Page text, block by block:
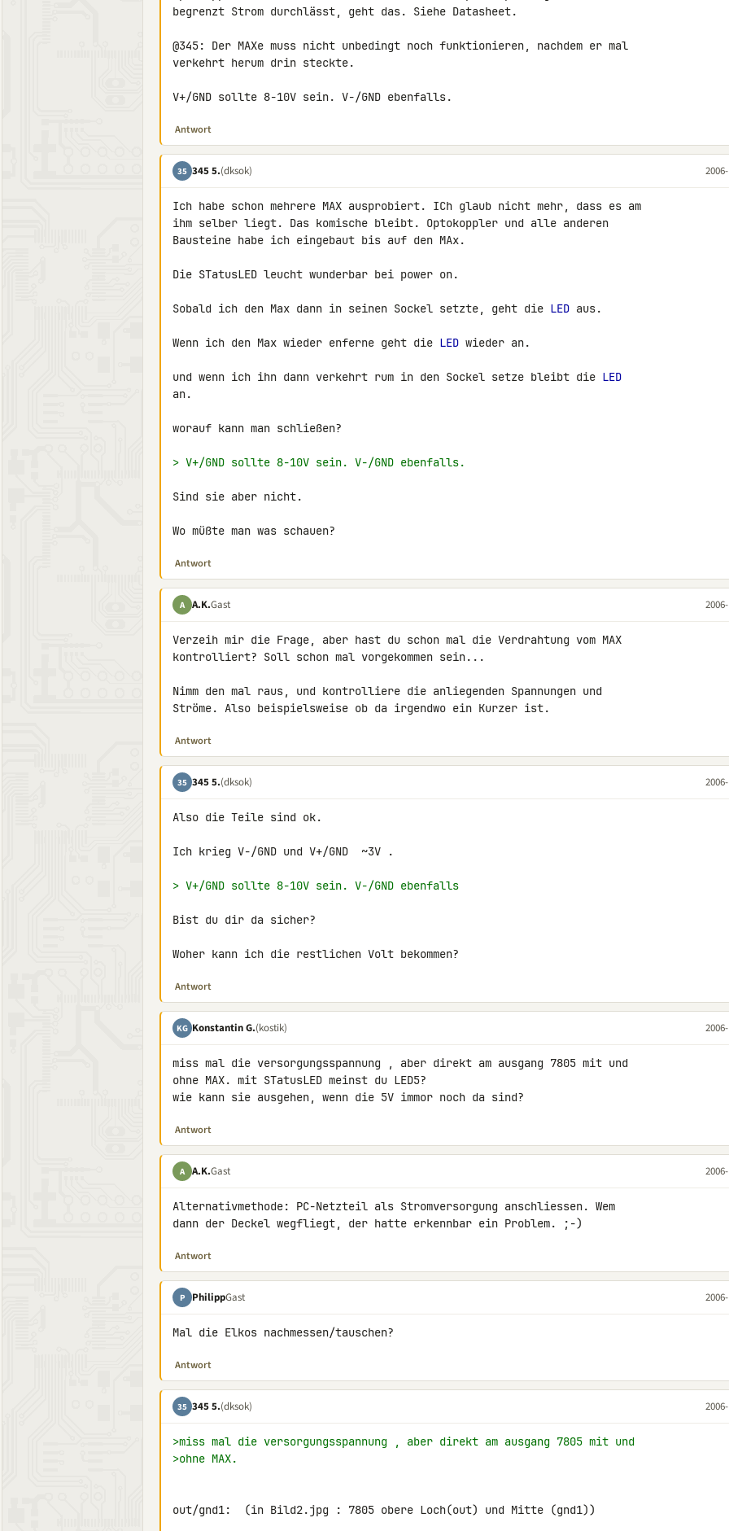
begrenzt Strom durchlässt, geht das. Siehe Datasheet.
@345: Der MAXe muss nicht unbedingt noch funktionieren, nachdem er mal
verkehrt herum drin steckte.
V+/GND sollte 8-10V sein. V-/GND ebenfalls.
Antwort
35 345 5.(dksok)
Ich habe schon mehrere MAX ausprobiert. ICh glaub nicht mehr, dass es am
ihm selber liegt. Das komische bleibt. Optokoppler und alle anderen
Bausteine habe ich eingebaut bis auf den MAx.
Die STatusLED leucht wunderbar bei power on.
Sobald ich den Max dann in seinen Sockel setzte, geht die LED aus.
Wenn ich den Max wieder enferne geht die LED wieder an.
und wenn ich ihn dann verkehrt rum in den Sockel setze bleibt die LED
an.
worauf kann man schließen?
> V+/GND sollte 8-10V sein. V-/GND ebenfalls.
Sind sie aber nicht.
Wo müßte man was schauen?
Antwort
A A.K.Gast
Verzeih mir die Frage, aber hast du schon mal die Verdrahtung vom MAX
kontrolliert? Soll schon mal vorgekommen sein...
Nimm den mal raus, und kontrolliere die anliegenden Spannungen und
Ströme. Also beispielsweise ob da irgendwo ein Kurzer ist.
Antwort
35 345 5.(dksok)
Also die Teile sind ok.
Ich krieg V-/GND und V+/GND  ~3V .
> V+/GND sollte 8-10V sein. V-/GND ebenfalls
Bist du dir da sicher?
Antwort
KG Konstantin G.(kostik)
miss mal die versorgungsspannung , aber direkt am ausgang 7805 mit und
ohne MAX. mit STatusLED meinst du LED5?
wie kann sie ausgehen, wenn die 5V immor noch da sind?
Antwort
A A.K.Gast
Alternativmethode: PC-Netzteil als Stromversorgung anschliessen. Wem
dann der Deckel wegfliegt, der hatte erkennbar ein Problem. ;-)
Antwort
P PhilippGast
Mal die Elkos nachmessen/tauschen?
Antwort
35 345 5.(dksok)
>miss mal die versorgungsspannung , aber direkt am ausgang 7805 mit und
>ohne MAX.
out/gnd1:  (in Bild2.jpg : 7805 obere Loch(out) und Mitte (gnd1))